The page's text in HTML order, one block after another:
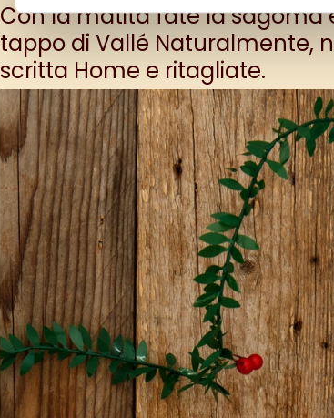
Con la matita fate la sagoma
tappo di Vallé Naturalmente,
scritta Home e ritagliate.